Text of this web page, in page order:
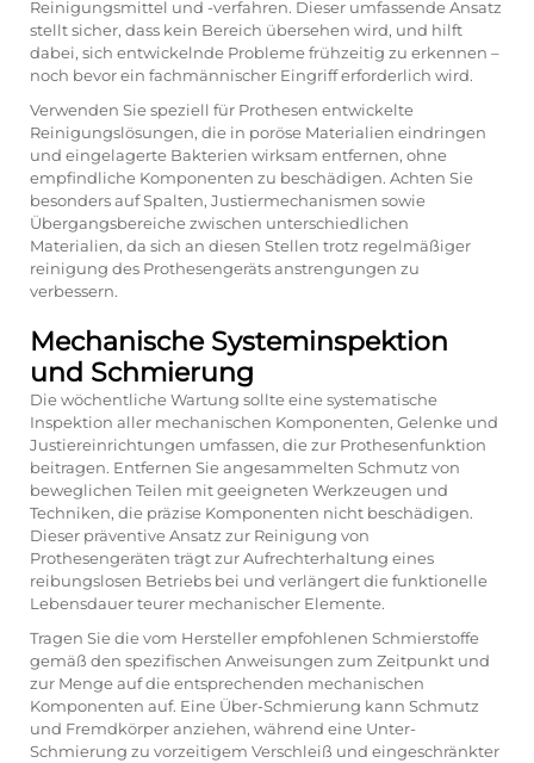
Reinigungsmittel und -verfahren. Dieser umfassende Ansatz
stellt sicher, dass kein Bereich übersehen wird, und hilft
dabei, sich entwickelnde Probleme frühzeitig zu erkennen –
noch bevor ein fachmännischer Eingriff erforderlich wird.
Verwenden Sie speziell für Prothesen entwickelte
Reinigungslösungen, die in poröse Materialien eindringen
und eingelagerte Bakterien wirksam entfernen, ohne
empfindliche Komponenten zu beschädigen. Achten Sie
besonders auf Spalten, Justiermechanismen sowie
Übergangsbereiche zwischen unterschiedlichen
Materialien, da sich an diesen Stellen trotz regelmäßiger
reinigung des Prothesengerätsanstrengungen zu
verbessern.
Mechanische Systeminspektion
und Schmierung
Die wöchentliche Wartung sollte eine systematische
Inspektion aller mechanischen Komponenten, Gelenke und
Justiereinrichtungen umfassen, die zur Prothesenfunktion
beitragen. Entfernen Sie angesammelten Schmutz von
beweglichen Teilen mit geeigneten Werkzeugen und
Techniken, die präzise Komponenten nicht beschädigen.
Dieser präventive Ansatz zur Reinigung von
Prothesengeräten trägt zur Aufrechterhaltung eines
reibungslosen Betriebs bei und verlängert die funktionelle
Lebensdauer teurer mechanischer Elemente.
Tragen Sie die vom Hersteller empfohlenen Schmierstoffe
gemäß den spezifischen Anweisungen zum Zeitpunkt und
zur Menge auf die entsprechenden mechanischen
Komponenten auf. Eine Über-Schmierung kann Schmutz
und Fremdkörper anziehen, während eine Unter-
Schmierung zu vorzeitigem Verschleiß und eingeschränkter